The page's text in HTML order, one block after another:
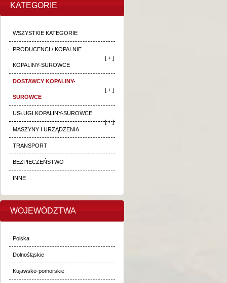
KATEGORIE
WSZYSTKIE KATEGORIE
PRODUCENCI / KOPALNIE
KOPALINY-SUROWCE
[ + ]
DOSTAWCY KOPALINY-
SUROWCE
[ + ]
USŁUGI KOPALINY-SUROWCE
[ + ]
MASZYNY I URZĄDZENIA
TRANSPORT
BEZPIECZEŃSTWO
INNE
WOJEWÓDZTWA
Polska
Dolnośląskie
Kujawsko-pomorskie